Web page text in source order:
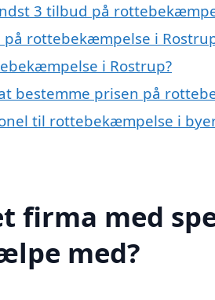
3 tilbud på
på rottebekæmpelse i
i Rostrup?
bestemme prisen på
til rottebekæmpelse i
firma med
med?